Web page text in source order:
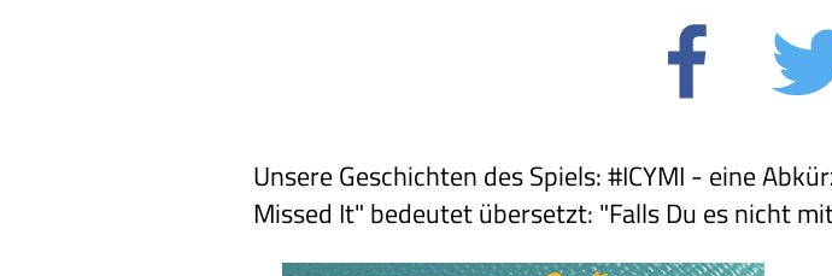
Unsere Geschichten des Spiels: #ICYMI - eine
Missed It" bedeutet übersetzt: "Falls Du es nicht